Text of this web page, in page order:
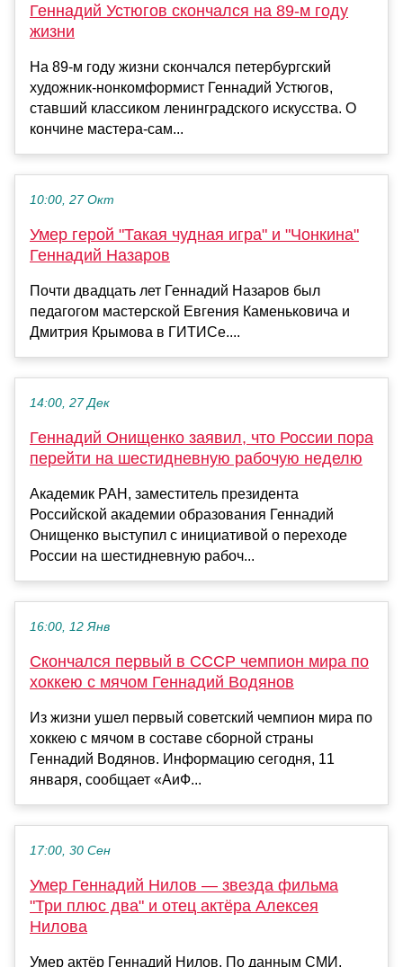
Геннадий Устюгов скончался на 89-м году
жизни
На 89-м году жизни скончался петербургский
художник-нонкомформист Геннадий Устюгов,
ставший классиком ленинградского искусства. О
кончине мастера-сам...
10:00, 27 Окт
Умер герой "Такая чудная игра" и "Чонкина"
Геннадий Назаров
Почти двадцать лет Геннадий Назаров был
педагогом мастерской Евгения Каменьковича и
Дмитрия Крымова в ГИТИСе....
14:00, 27 Дек
Геннадий Онищенко заявил, что России пора
перейти на шестидневную рабочую неделю
Академик РАН, заместитель президента
Российской академии образования Геннадий
Онищенко выступил с инициативой о переходе
России на шестидневную рабоч...
16:00, 12 Янв
Скончался первый в СССР чемпион мира по
хоккею с мячом Геннадий Водянов
Из жизни ушел первый советский чемпион мира по
хоккею с мячом в составе сборной страны
Геннадий Водянов. Информацию сегодня, 11
января, сообщает «АиФ...
17:00, 30 Сен
Умер Геннадий Нилов — звезда фильма
"Три плюс два" и отец актёра Алексея
Нилова
Умер актёр Геннадий Нилов. По данным СМИ,